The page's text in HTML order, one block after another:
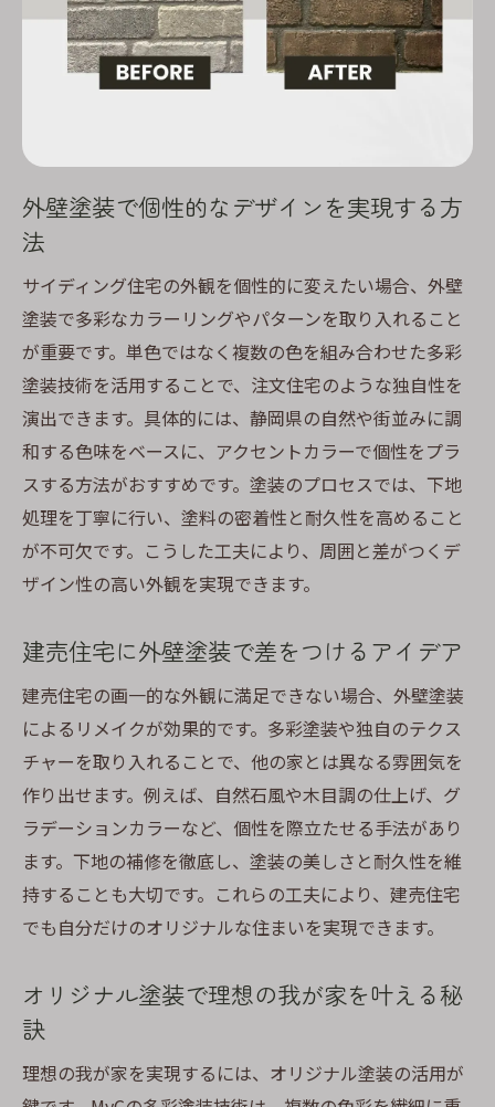
外壁塗装の技術で魅せる美しい住まい
外壁塗装で個性的なデザインを実現する方
法
サイディング住宅の外観を個性的に変えたい場合、外壁
塗装で多彩なカラーリングやパターンを取り入れること
が重要です。単色ではなく複数の色を組み合わせた多彩
塗装技術を活用することで、注文住宅のような独自性を
演出できます。具体的には、静岡県の自然や街並みに調
和する色味をベースに、アクセントカラーで個性をプラ
スする方法がおすすめです。塗装のプロセスでは、下地
処理を丁寧に行い、塗料の密着性と耐久性を高めること
が不可欠です。こうした工夫により、周囲と差がつくデ
ザイン性の高い外観を実現できます。
建売住宅に外壁塗装で差をつけるアイデア
建売住宅の画一的な外観に満足できない場合、外壁塗装
によるリメイクが効果的です。多彩塗装や独自のテクス
チャーを取り入れることで、他の家とは異なる雰囲気を
作り出せます。例えば、自然石風や木目調の仕上げ、グ
ラデーションカラーなど、個性を際立たせる手法があり
ます。下地の補修を徹底し、塗装の美しさと耐久性を維
持することも大切です。これらの工夫により、建売住宅
でも自分だけのオリジナルな住まいを実現できます。
オリジナル塗装で理想の我が家を叶える秘
訣
理想の我が家を実現するには、オリジナル塗装の活用が